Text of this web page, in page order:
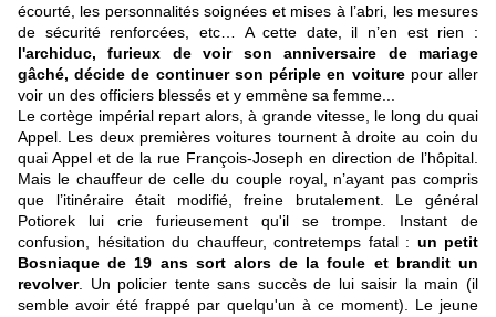
écourté, les personnalités soignées et mises à l’abri, les mesures
de sécurité renforcées, etc… A cette date, il n’en est rien :
l'archiduc, furieux de voir son anniversaire de mariage
gâché, décide de continuer son périple en voiturepour aller
voir un des officiers blessés et y emmène sa femme...
Le cortège impérial repart alors, à grande vitesse, le long du quai
Appel. Les deux premières voitures tournent à droite au coin du
quai Appel et de la rue François-Joseph en direction de l’hôpital.
Mais le chauffeur de celle du couple royal, n’ayant pas compris
que l’itinéraire était modifié, freine brutalement. Le général
Potiorek lui crie furieusement qu'il se trompe. Instant de
confusion, hésitation du chauffeur, contretemps fatal : un petit
Bosniaque de 19 ans sort alors de la foule et brandit un
revolver. Un policier tente sans succès de lui saisir la main (il
semble avoir été frappé par quelqu'un à ce moment). Le jeune